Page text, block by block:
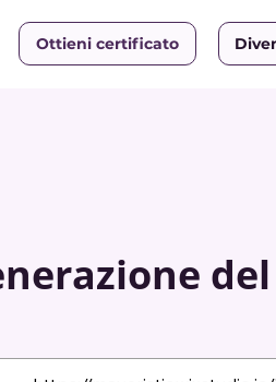
Ottieni certificato